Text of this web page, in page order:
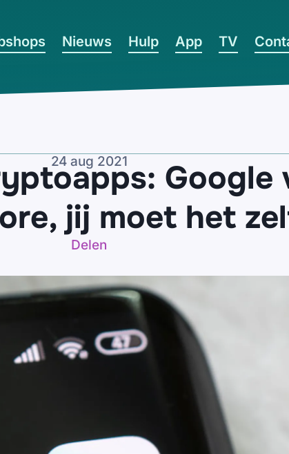
Nieuws Hulp App TV
24 aug 2021
Google
jij moet het
Delen